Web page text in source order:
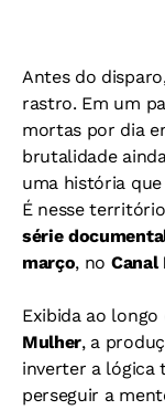
Antes do
rastro. Em um
mortas por dia
brutalidade
uma história
É nesse
série
março, no Canal
Exibida ao longo
Mulher, a
inverter a lógica
perseguir a